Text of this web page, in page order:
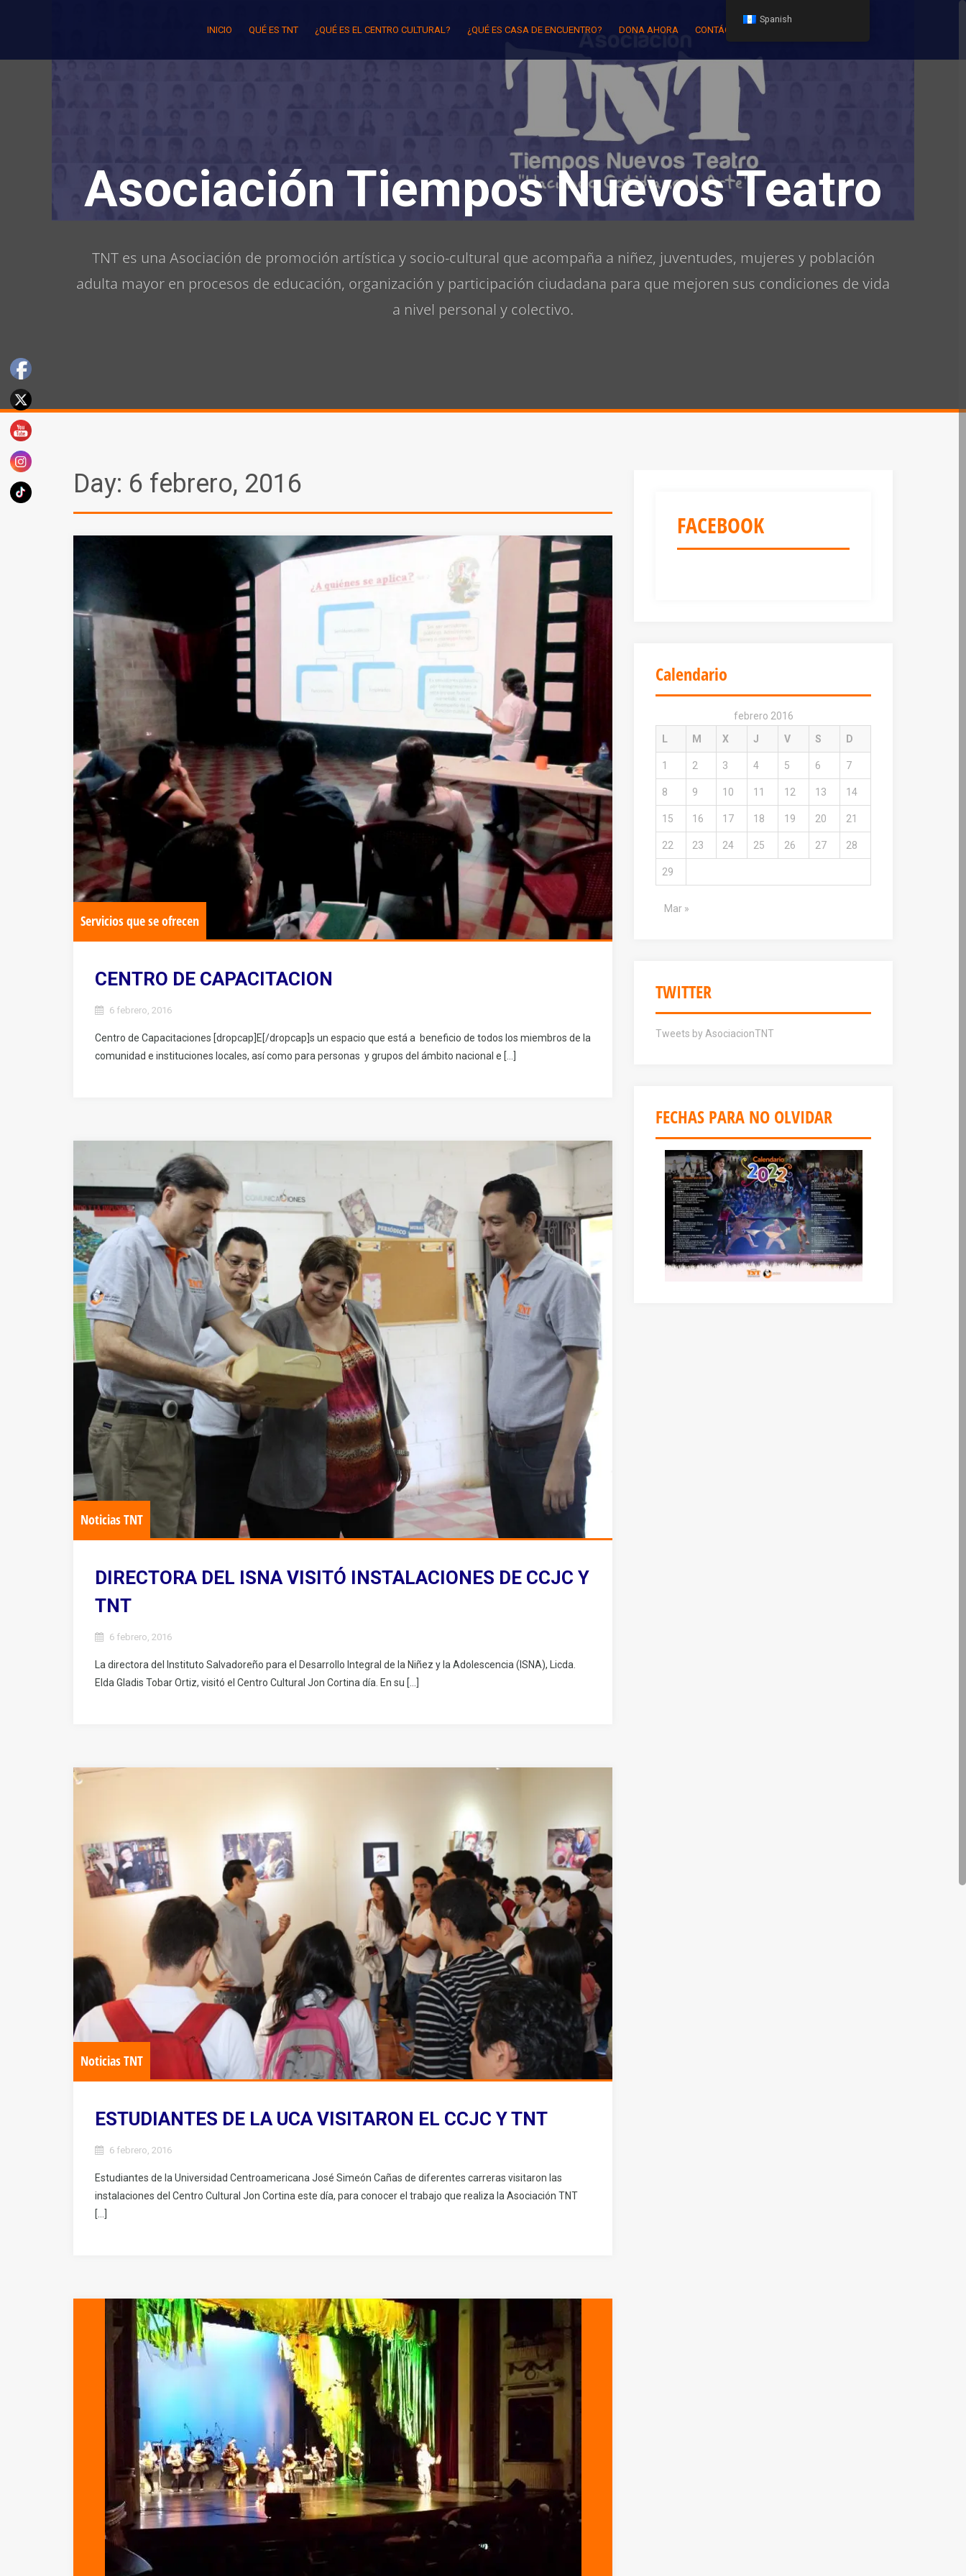
INICIO QUÉ ES TNT ¿QUÉ ES EL CENTRO CULTURAL? ¿QUÉ ES CASA DE ENCUENTRO? DONA AHORA CONTÁCTENOS
Asociación Tiempos Nuevos Teatro
TNT es una Asociación de promoción artística y socio-cultural que acompaña a niñez, juventudes, mujeres y población
adulta mayor en procesos de educación, organización y participación ciudadana para que mejoren sus condiciones de vida
a nivel personal y colectivo.
Day: 6 febrero, 2016
Servicios que se ofrecen
CENTRO DE CAPACITACION
6 febrero, 2016
Centro de Capacitaciones [dropcap]E[/dropcap]s un espacio que está a beneficio de todos los miembros de la
comunidad e instituciones locales, así como para personas y grupos del ámbito nacional e […]
Noticias TNT
DIRECTORA DEL ISNA VISITÓ INSTALACIONES DE CCJC Y
TNT
6 febrero, 2016
La directora del Instituto Salvadoreño para el Desarrollo Integral de la Niñez y la Adolescencia (ISNA), Licda.
Elda Gladis Tobar Ortiz, visitó el Centro Cultural Jon Cortina día. En su […]
Noticias TNT
ESTUDIANTES DE LA UCA VISITARON EL CCJC Y TNT
6 febrero, 2016
Estudiantes de la Universidad Centroamericana José Simeón Cañas de diferentes carreras visitaron las
instalaciones del Centro Cultural Jon Cortina este día, para conocer el trabajo que realiza la Asociación TNT
[…]
FACEBOOK
Calendario
febrero 2016
L
M X J V S D
1 2 3 4 5 6 7
8 9 10 11 12 13 14
15 16 17 18 19 20 21
22 23 24 25 26 27 28
29
Mar »
TWITTER
Tweets by AsociacionTNT
FECHAS PARA NO OLVIDAR
Spanish